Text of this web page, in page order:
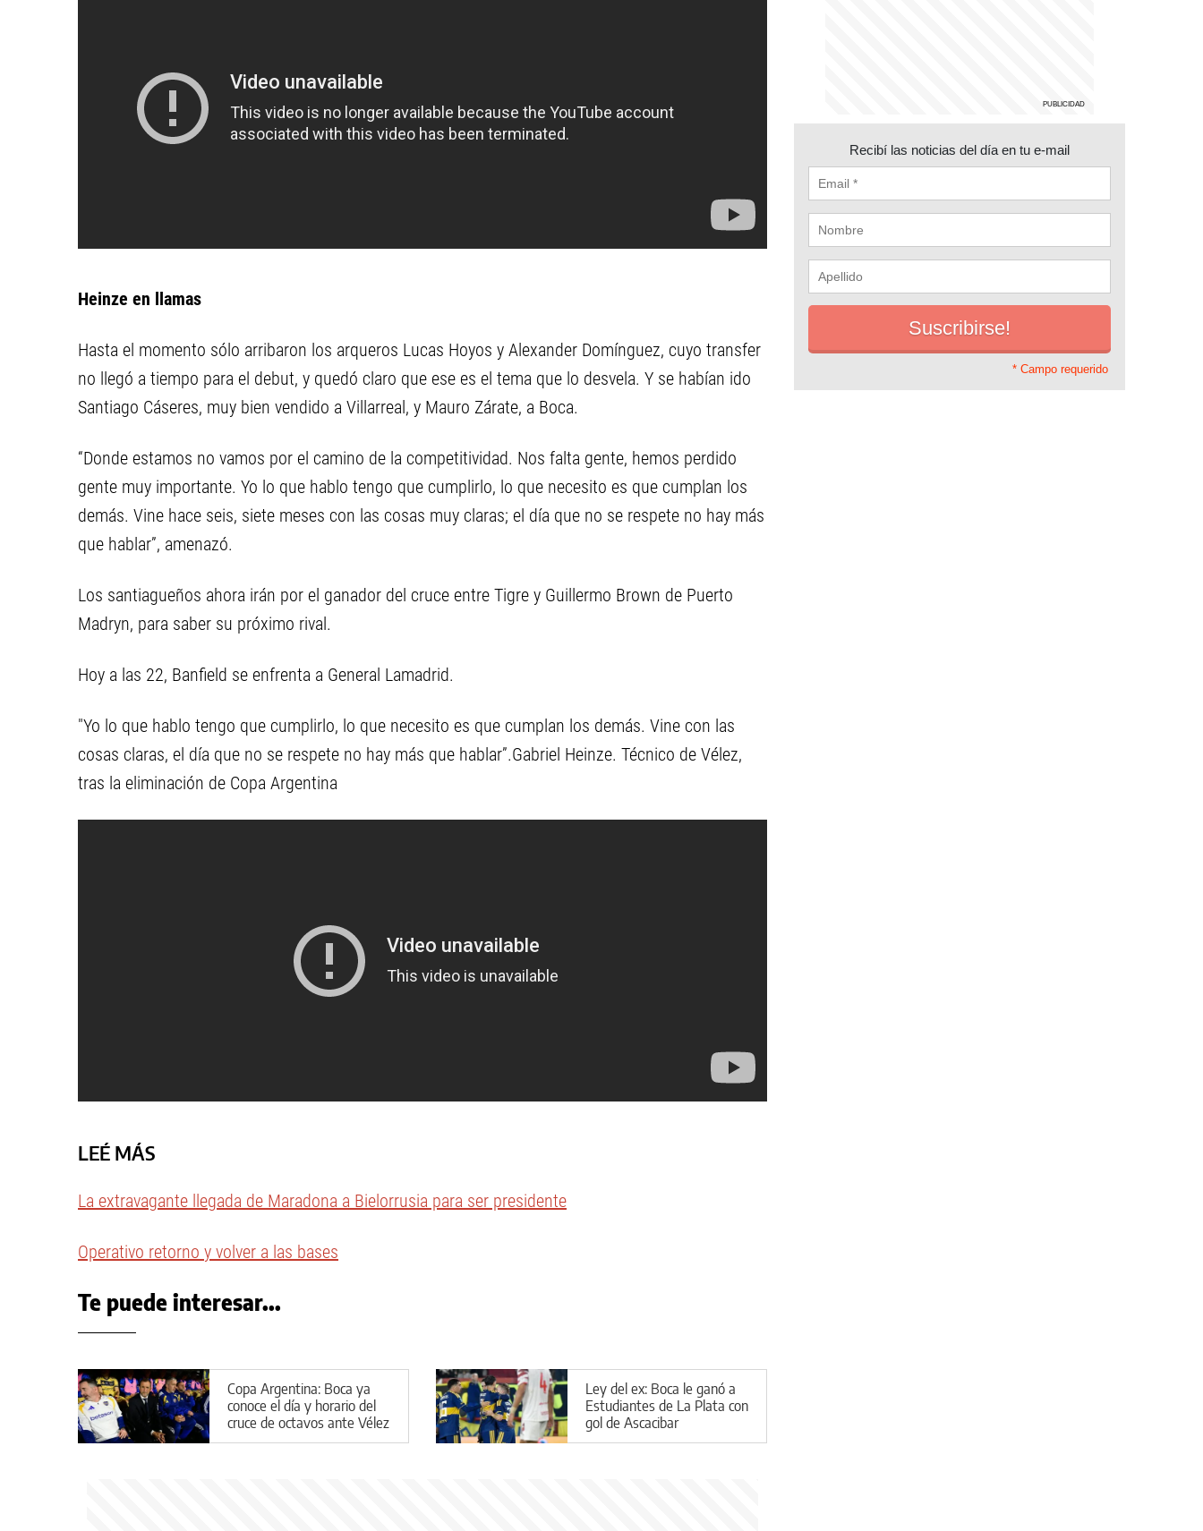
Heinze en llamas
Hasta el momento sólo arribaron los arqueros Lucas Hoyos y Alexander Domínguez, cuyo transfer
no llegó a tiempo para el debut, y quedó claro que ese es el tema que lo desvela. Y se habían ido
Santiago Cáseres, muy bien vendido a Villarreal, y Mauro Zárate, a Boca.
“Donde estamos no vamos por el camino de la competitividad. Nos falta gente, hemos perdido
gente muy importante. Yo lo que hablo tengo que cumplirlo, lo que necesito es que cumplan los
demás. Vine hace seis, siete meses con las cosas muy claras; el día que no se respete no hay más
que hablar”, amenazó.
Los santiagueños ahora irán por el ganador del cruce entre Tigre y Guillermo Brown de Puerto
Madryn, para saber su próximo rival.
Hoy a las 22, Banfield se enfrenta a General Lamadrid.
"Yo lo que hablo tengo que cumplirlo, lo que necesito es que cumplan los demás. Vine con las
cosas claras, el día que no se respete no hay más que hablar”.Gabriel Heinze. Técnico de Vélez,
tras la eliminación de Copa Argentina
LEÉ MÁS
La extravagante llegada de Maradona a Bielorrusia para ser presidente
Operativo retorno y volver a las bases
Te puede interesar...
Copa Argentina: Boca ya
conoce el día y horario del
cruce de octavos ante Vélez
Ley del ex: Boca le ganó a
Estudiantes de La Plata con
gol de Ascacibar
Recibí las noticias del día en tu e-mail
* Campo requerido